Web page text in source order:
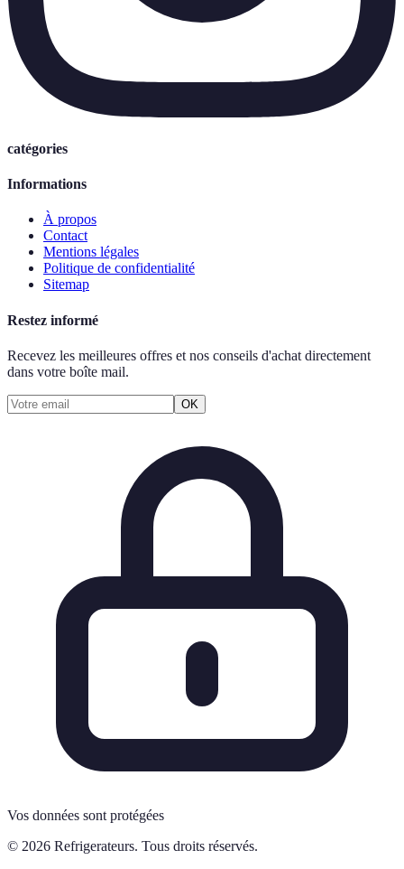
catégories
Informations
À propos
Contact
Mentions légales
Politique de confidentialité
Sitemap
Restez informé
Recevez les meilleures offres et nos conseils d'achat directement
dans votre boîte mail.
OK
Vos données sont protégées
© 2026 Refrigerateurs. Tous droits réservés.